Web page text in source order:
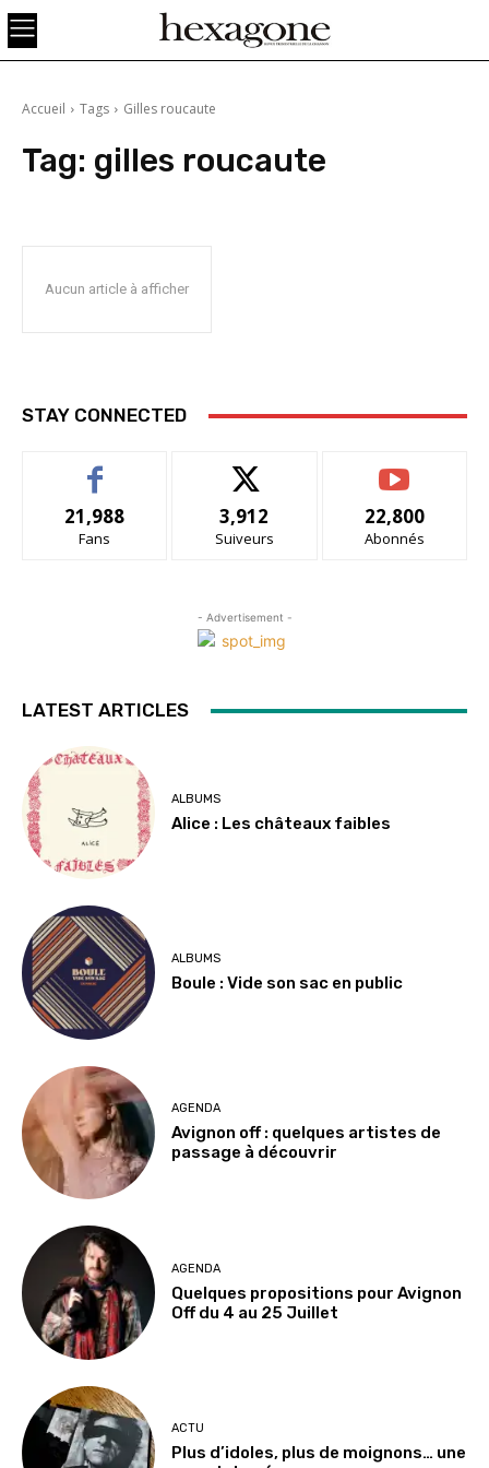
Accueil Tags Gilles roucaute
Tag: gilles roucaute
Aucun article à afficher
STAY CONNECTED
21,988
Fans
3,912
Suiveurs
22,800
Abonnés
- Advertisement -
LATEST ARTICLES
ALBUMS
Alice : Les châteaux faibles
ALBUMS
Boule : Vide son sac en public
AGENDA
Avignon off : quelques artistes de
passage à découvrir
AGENDA
Quelques propositions pour Avignon
Off du 4 au 25 Juillet
ACTU
Plus d’idoles, plus de moignons… une